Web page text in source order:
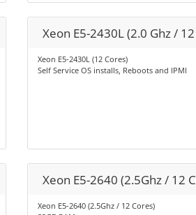
Xeon E5-2430L (2.0 Ghz /
Xeon E5-2430L (12 Cores)
Self Service OS installs, Reboots and IPMI
Xeon E5-2640 (2.5Ghz / 12
Xeon E5-2640 (2.5Ghz / 12 Cores)